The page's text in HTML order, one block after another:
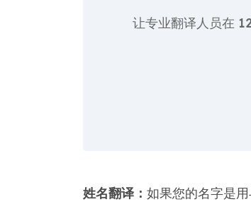
让专业翻译人员在
姓名翻译： 如果您的名字是